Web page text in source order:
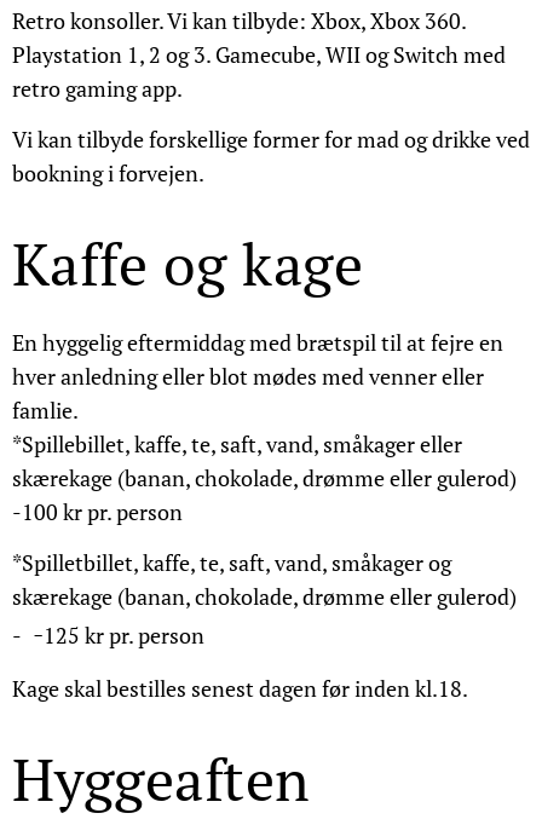
Retro konsoller. Vi kan tilbyde: Xbox, Xbox 360.
Playstation 1, 2 og 3. Gamecube, WII og Switch med
retro gaming app.
Vi kan tilbyde forskellige former for mad og drikke ved
bookning i forvejen.
Kaffe og kage
En hyggelig eftermiddag med brætspil til at fejre en
hver anledning eller blot mødes med venner eller
famlie.
*Spillebillet, kaffe, te, saft, vand, småkager eller
skærekage (banan, chokolade, drømme eller gulerod)
-100 kr pr. person
*Spilletbillet, kaffe, te, saft, vand, småkager og
skærekage (banan, chokolade, drømme eller gulerod)
- -125 kr pr. person
Kage skal bestilles senest dagen før inden kl.18.
Hyggeaften